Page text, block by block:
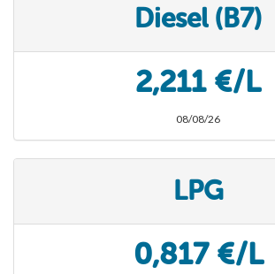
Diesel (B7)
2,211 €/L
08/08/26
LPG
0,817 €/L